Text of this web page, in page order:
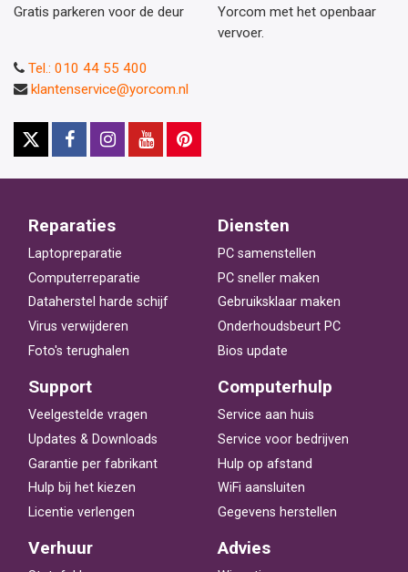
Gratis parkeren voor de deur
Yorcom met het openbaar
vervoer.
Tel.: 010 44 55 400
klantenservice@yorcom.nl
Reparaties
Laptopreparatie
Computerreparatie
Dataherstel harde schijf
Virus verwijderen
Foto's terughalen
Diensten
PC samenstellen
PC sneller maken
Gebruiksklaar maken
Onderhoudsbeurt PC
Bios update
Support
Veelgestelde vragen
Updates & Downloads
Garantie per fabrikant
Hulp bij het kiezen
Licentie verlengen
Computerhulp
Service aan huis
Service voor bedrijven
Hulp op afstand
WiFi aansluiten
Gegevens herstellen
Verhuur Advies